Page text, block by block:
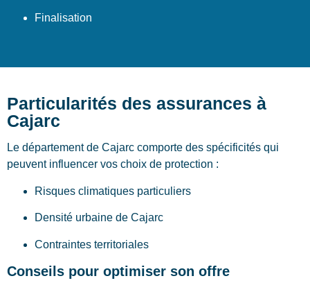
Finalisation
Particularités des assurances à
Cajarc
Le département de Cajarc comporte des spécificités qui
peuvent influencer vos choix de protection :
Risques climatiques particuliers
Densité urbaine de Cajarc
Contraintes territoriales
Conseils pour optimiser son offre